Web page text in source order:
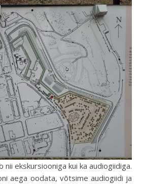
nii ekskursiooniga kui ka audiogiidiga.
aega oodata, võtsime audiogiidi ja